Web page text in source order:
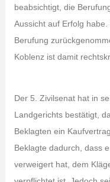
beabsichtigt, die
Aussicht auf Erfolg
Berufung
Koblenz ist damit
Der 5. Zivilsenat hat in
Landgerichts bestätigt,
Beklagten ein
Beklagte dadurch, dass
verweigert hat, dem